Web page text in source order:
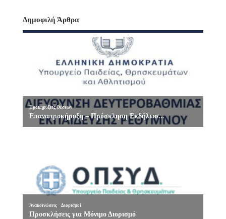
Δημοφιλή Άρθρα